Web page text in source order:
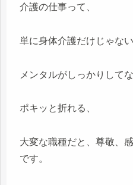
介護の仕事って、
単に身体介護だけじゃない
メンタルがしっかりしてな
ポキッと折れる、
大変な職種だと、尊敬、
です。